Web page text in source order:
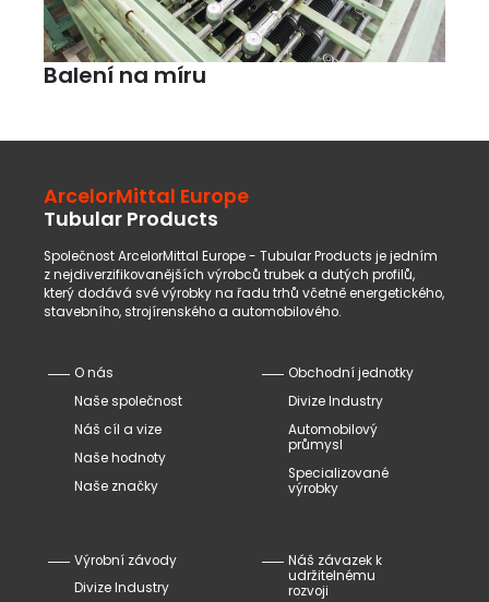
Balení na míru
ArcelorMittal Europe
Tubular Products
Společnost ArcelorMittal Europe - Tubular Products je jedním
z nejdiverzifikovanějších výrobců trubek a dutých profilů,
který dodává své výrobky na řadu trhů včetně energetického,
stavebního, strojírenského a automobilového.
O nás
Naše společnost
Náš cíl a vize
Naše hodnoty
Naše značky
Obchodní jednotky
Divize Industry
Automobilový
průmysl
Specializované
výrobky
Výrobní závody
Divize Industry
Náš závazek k
udržitelnému
rozvoji